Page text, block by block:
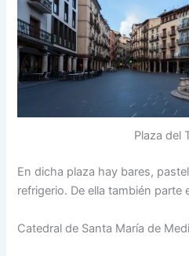
Plaza del
En dicha plaza hay bares,
refrigerio. De ella también parte
Catedral de Santa María de